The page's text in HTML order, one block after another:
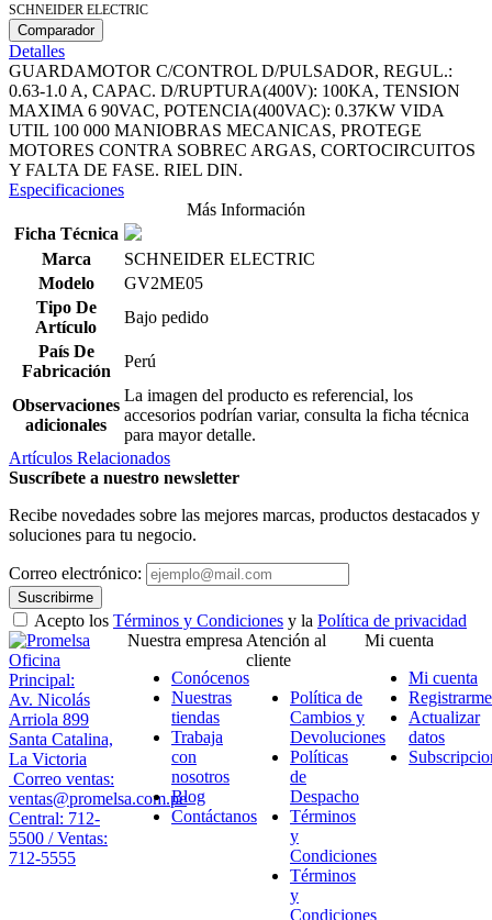
SCHNEIDER ELECTRIC
Comparador
Detalles
GUARDAMOTOR C/CONTROL D/PULSADOR, REGUL.:
0.63-1.0 A, CAPAC. D/RUPTURA(400V): 100KA, TENSION
MAXIMA 6 90VAC, POTENCIA(400VAC): 0.37KW VIDA
UTIL 100 000 MANIOBRAS MECANICAS, PROTEGE
MOTORES CONTRA SOBREC ARGAS, CORTOCIRCUITOS
Y FALTA DE FASE. RIEL DIN.
Especificaciones
Más Información
Ficha Técnica
Marca
SCHNEIDER ELECTRIC
Modelo
GV2ME05
Tipo De
Artículo
Bajo pedido
País De
Fabricación
Perú
Observaciones
adicionales
La imagen del producto es referencial, los
accesorios podrían variar, consulta la ficha técnica
para mayor detalle.
Artículos Relacionados
Suscríbete a nuestro newsletter
Recibe novedades sobre las mejores marcas, productos destacados y
soluciones para tu negocio.
Correo electrónico:
Suscribirme
Acepto los Términos y Condiciones y la Política de privacidad
Oficina
Principal:
Av. Nicolás
Arriola 899
Santa Catalina,
La Victoria
Correo ventas:
ventas@promelsa.com.pe
Central: 712-
5500 / Ventas:
712-5555
Nuestra empresa
Conócenos
Nuestras
tiendas
Trabaja
con
nosotros
Blog
Contáctanos
Atención al
cliente
Política de
Cambios y
Devoluciones
Políticas
de
Despacho
Términos
y
Condiciones
Términos
y
Condiciones
Mi cuenta
Mi cuenta
Registrarme
Actualizar
datos